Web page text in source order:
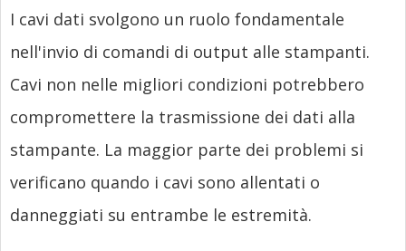
I cavi dati svolgono un ruolo fondamentale
nell'invio di comandi di output alle stampanti.
Cavi non nelle migliori condizioni potrebbero
compromettere la trasmissione dei dati alla
stampante. La maggior parte dei problemi si
verificano quando i cavi sono allentati o
danneggiati su entrambe le estremità.